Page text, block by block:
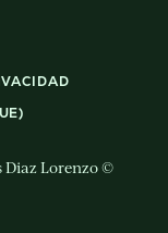
Diaz Lorenzo ©